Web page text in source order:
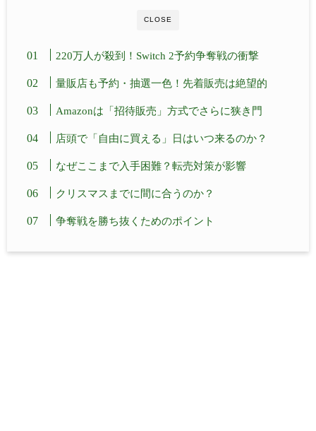
CLOSE
220万人が殺到！Switch 2予約争奪戦の衝撃
量販店も予約・抽選一色！先着販売は絶望的
Amazonは「招待販売」方式でさらに狭き門
店頭で「自由に買える」日はいつ来るのか？
なぜここまで入手困難？転売対策が影響
クリスマスまでに間に合うのか？
争奪戦を勝ち抜くためのポイント